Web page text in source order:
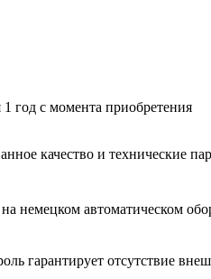
год с мо­мен­та при­об­ре­те­ния
ка­че­ство и тех­ни­че­ские
немец­ком ав­то­ма­ти­че­ском
га­ран­ти­ру­ет от­сут­ствие